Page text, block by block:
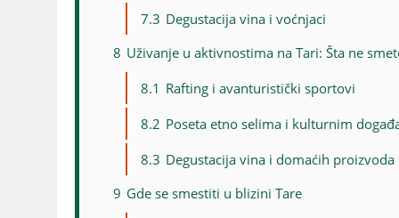
7.3 Degustacija vina i voćnjaci
8 Uživanje u aktivnostima na Tari: Šta ne
8.1 Rafting i avanturistički sportovi
8.2 Poseta etno selima i kulturnim
8.3 Degustacija vina i domaćih proizvoda
9 Gde se smestiti u blizini Tare